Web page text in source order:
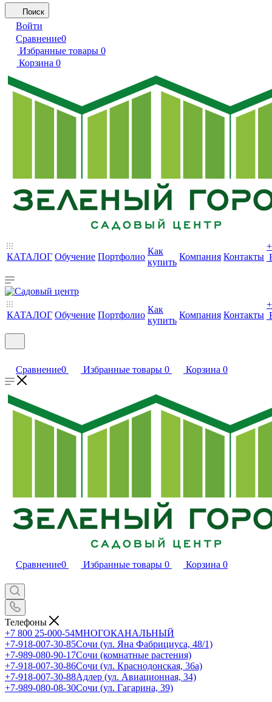
Поиск
Войти
Сравнение0
Избранные товары 0
Корзина 0
КАТАЛОГ Обучение Портфолио
Как
купить
Компания Контакты
+
КАТАЛОГ Обучение Портфолио
Как
купить
Компания Контакты
+
Сравнение0 Избранные товары 0 Корзина 0
Сравнение0 Избранные товары 0 Корзина 0
Телефоны
+7 800 25-000-54МНОГОКАНАЛЬНЫЙ
+7-918-007-30-85Сочи (ул. Яна Фабрициуса, 48/1)
+7-989-080-90-17Сочи (комнатные растения)
+7-918-007-30-86Сочи (ул. Краснодонская, 36а)
+7-918-007-30-88Адлер (ул. Авиационная, 34)
+7-989-080-08-30Сочи (ул. Гагарина, 39)